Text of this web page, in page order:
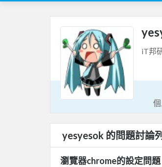
iT邦
yesyesok 的問題討論
瀏覽器chrome的設定問題